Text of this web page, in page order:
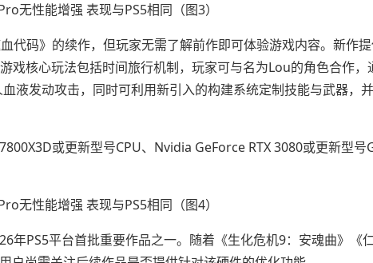
代码》的续作，但玩家无需了解前作即可体验游戏内容。新作
戏核心玩法包括时间旅行机制，玩家可与名为Lou的角色合作
液发动攻击，同时可利用新引入的构建系统定制技能与武器，
或更新型号CPU、Nvidia GeForce RTX 3080或更新型号
年PS5平台首批重要作品之一。随着《生化危机9：安魂曲》《